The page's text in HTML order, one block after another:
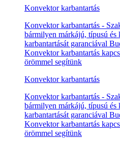
Konvektor karbantartás
Konvektor karbantartás -
bármilyen márkájú, típusú
karbantartását garanciával
Konvektor karbantartás
örömmel segítünk
Konvektor karbantartás
Konvektor karbantartás -
bármilyen márkájú, típusú
karbantartását garanciával
Konvektor karbantartás
örömmel segítünk